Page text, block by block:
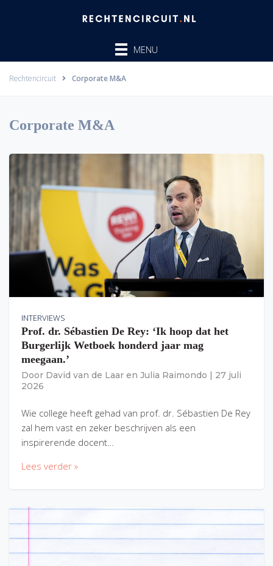
MENU
Rechtencircuit Corporate M&A
Corporate M&A
INTERVIEWS
Prof. dr. Sébastien De Rey: ‘Ik hoop dat het
Burgerlijk Wetboek honderd jaar mag
meegaan.’
Door David van de Laar en Julia Raimondo
27 juli
2026
Wie college heeft gehad van prof. dr. Sébastien De Rey
zal hem vast en zeker beschrijven als een
inspirerende docent…
Lees verder »